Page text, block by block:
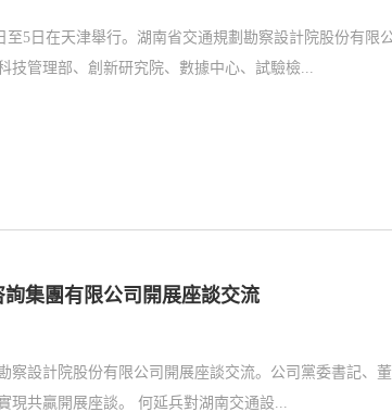
5日在天津舉行。湖南省交通規劃勘察設計院股份有限
技管理部、創新研究院、數據中心、試驗檢...
集團有限公司開展座談交流
察設計院股份有限公司開展座談交流。公司黨委書記、
長向建軍，黨委委員、副總經理陳科，安全總監梁榮偉熱情接洽。雙方就進一步深化合作、實現共贏開展座談。 何延兵對湖南交通設...